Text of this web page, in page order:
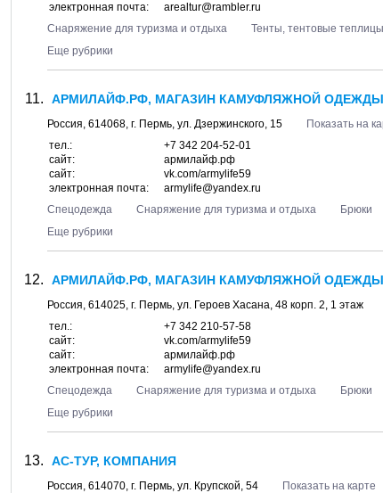
электронная почта:
arealtur@rambler.ru
Снаряжение для туризма и отдыха
Тенты, тентовые
Еще рубрики
АРМИЛАЙФ.РФ, МАГАЗИН КАМУФЛЯЖНОЙ
Россия, 614068, г. Пермь, ул. Дзержинского, 15
Показать на
тел.:
+7 342 204-52-01
сайт:
армилайф.рф
сайт:
vk.com/armylife59
электронная почта:
armylife@yandex.ru
Спецодежда
Снаряжение для туризма и отдыха
Брюки
Еще рубрики
АРМИЛАЙФ.РФ, МАГАЗИН КАМУФЛЯЖНОЙ
Россия, 614025, г. Пермь, ул. Героев Хасана, 48 корп. 2, 1 этаж
тел.:
+7 342 210-57-58
сайт:
vk.com/armylife59
сайт:
армилайф.рф
электронная почта:
armylife@yandex.ru
Спецодежда
Снаряжение для туризма и отдыха
Брюки
Еще рубрики
АС-ТУР, КОМПАНИЯ
Россия, 614070, г. Пермь, ул. Крупской, 54
Показать на карте